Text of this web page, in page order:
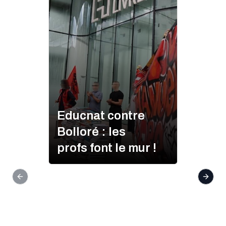
Educnat contre
Bolloré : les
profs font le mur !
Previous slide Next